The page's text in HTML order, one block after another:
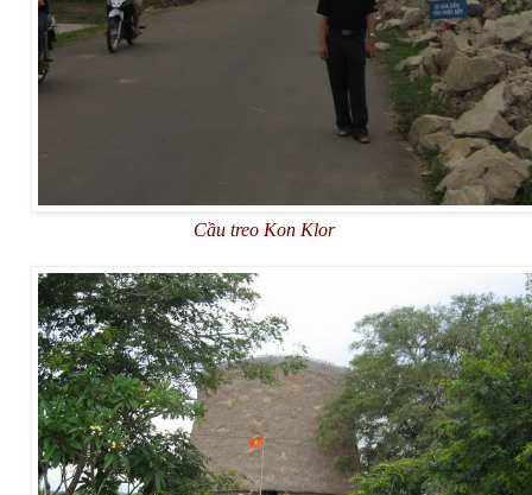
Cầu treo Kon Klor